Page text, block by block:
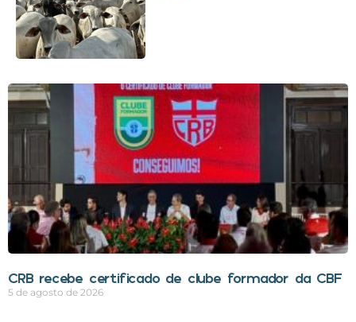
CRB recebe certificado de clube formador da CBF
5 de agosto de 2026